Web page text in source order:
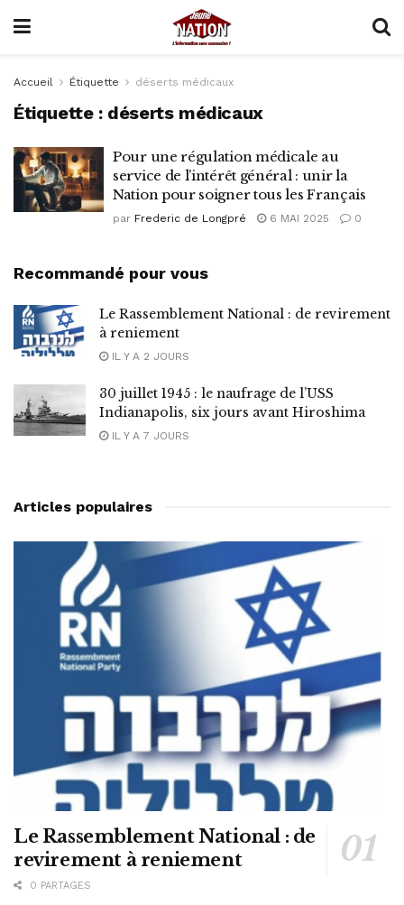
Accueil Étiquette déserts médicaux
Étiquette : déserts médicaux
Pour une régulation médicale au
service de l’intérêt général : unir la
Nation pour soigner tous les Français
par Frederic de Longpré 6 MAI 2025 0
Recommandé pour vous
Le Rassemblement National : de revirement
à reniement
IL Y A 2 JOURS
30 juillet 1945 : le naufrage de l’USS
Indianapolis, six jours avant Hiroshima
IL Y A 7 JOURS
Articles populaires
Le Rassemblement National : de
revirement à reniement
0 PARTAGES